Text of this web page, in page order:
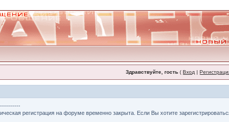
Здравствуйте, гость (Вход |
регистрация на форуме временно закрыта. Если Вы хотите